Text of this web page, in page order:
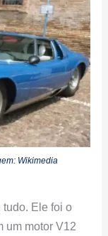
Wikimedia
tudo. Ele foi o
um motor V12